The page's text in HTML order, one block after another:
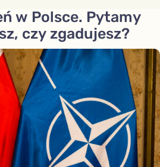
w Polsce. Pytamy
czy zgadujesz?